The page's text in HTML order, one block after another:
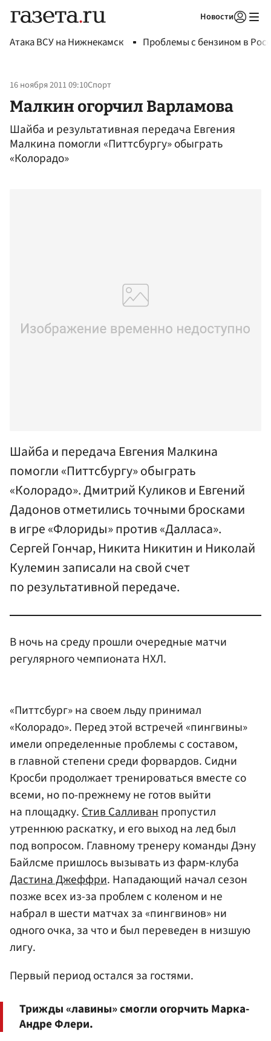
Новости
Атака ВСУ на Нижнекамск Проблемы с бензином в
16 ноября 2011 09:10Спорт
Малкин огорчил Варламова
Шайба и результативная передача Евгения
Малкина помогли «Питтсбургу» обыграть
«Колорадо»
Шайба и передача Евгения Малкина
помогли «Питтсбургу» обыграть
«Колорадо». Дмитрий Куликов и Евгений
Дадонов отметились точными бросками
в игре «Флориды» против «Далласа».
Сергей Гончар, Никита Никитин и Николай
Кулемин записали на свой счет
по результативной передаче.
В ночь на среду прошли очередные матчи
регулярного чемпионата НХЛ.
«Питтсбург» на своем льду принимал
«Колорадо». Перед этой встречей «пингвины»
имели определенные проблемы с составом,
в главной степени среди форвардов. Сидни
Кросби продолжает тренироваться вместе со
всеми, но по-прежнему не готов выйти
на площадку.Стив Салливанпропустил
утреннюю раскатку, и его выход на лед был
под вопросом. Главному тренеру команды Дэну
Байлсме пришлось вызывать из фарм-клуба
Дастина Джеффри. Нападающий начал сезон
позже всех из-за проблем с коленом и не
набрал в шести матчах за «пингвинов» ни
одного очка, за что и был переведен в низшую
лигу.
Первый период остался за гостями.
Трижды «лавины» смогли огорчить Марка-
Андре Флери.